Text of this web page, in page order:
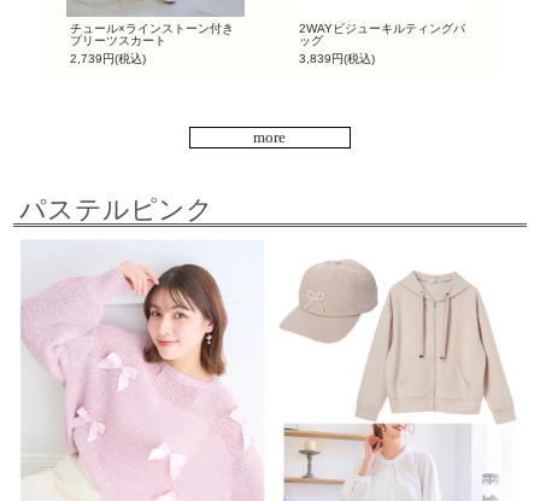
チュール×ラインストーン付き
プリーツスカート
2,739円(税込)
2WAYビジューキルティングバ
ッグ
3,839円(税込)
more
パステルピンク